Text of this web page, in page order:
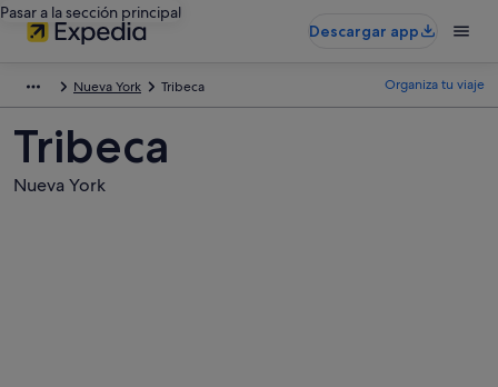
Pasar a la sección principal
Descargar app
Nueva York Tribeca Organiza tu viaje
Tribeca
Nueva York